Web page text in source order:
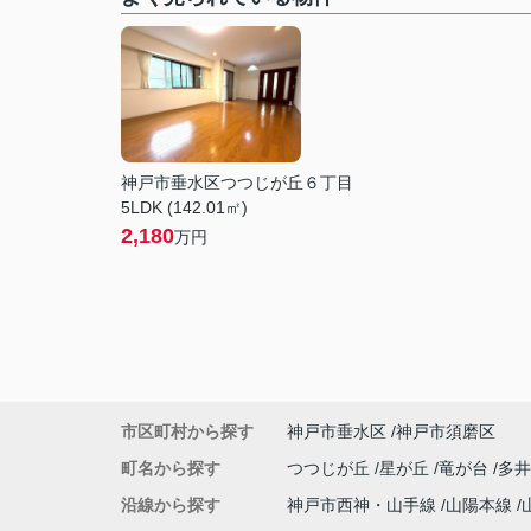
神戸市垂水区つつじが丘６丁目
5LDK (142.01㎡)
2,180万円
市区町村から探す 神戸市垂水区 神戸市須磨区
町名から探す
つつじが丘 星が丘 竜が台
多
沿線から探す
神戸市西神・山手線 山陽本線